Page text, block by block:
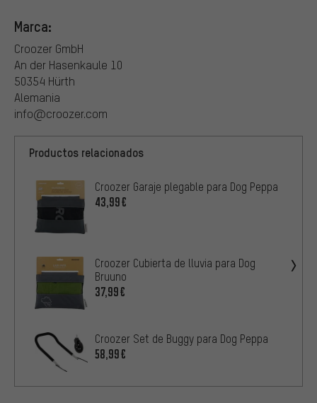
Marca:
Croozer GmbH
An der Hasenkaule 10
50354 Hürth
Alemania
info@croozer.com
Productos relacionados
Croozer Garaje plegable para Dog Peppa
43,99€
Croozer Cubierta de lluvia para Dog
Bruuno
37,99€
Croozer Set de Buggy para Dog Peppa
58,99€